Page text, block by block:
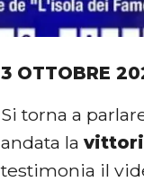
3 OTTOBRE
Si torna a
andata la
testimonia il